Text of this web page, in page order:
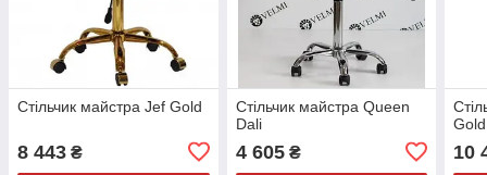
Стільчик майстра Jef Gold
8 443 ₴
Стільчик майстра Queen
Dali
4 605₴
Gold
10